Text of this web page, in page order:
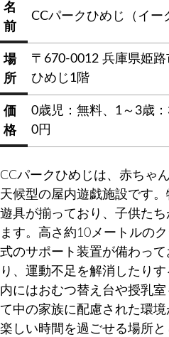
名
前
CCパークひめじ（イー
場
所
〒670-0012 兵庫県姫
ひめじ1階
価
格
0歳児：無料、1～3歳
0円
CCパークひめじは、赤ちゃ
天候型の屋内遊戯施設です
遊具が揃っており、子供た
ます。高さ約10メートルの
式のサポート装置が備わっ
り、運動不足を解消したり
内にはおむつ替え台や授乳
て中の家族に配慮された環
楽しい時間を過ごせる場所